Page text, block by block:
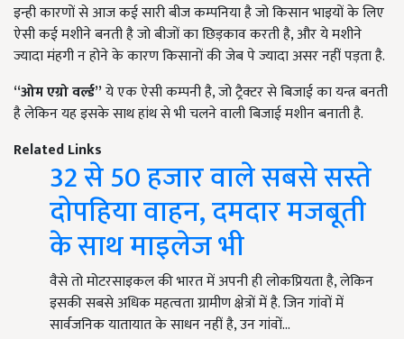
इन्ही कारणों से आज कई सारी बीज कम्पनिया है जो किसान भाइयों के लिए
ऐसी कई मशीने बनती है जो बीजों का छिड़काव करती है, और ये मशीने
ज्यादा मंहगी न होने के कारण किसानों की जेब पे ज्यादा असर नहीं पड़ता है.
“ओम एग्रो वर्ल्ड”ये एक ऐसी कम्पनी है, जो ट्रैक्टर से बिजाई का यन्त्र बनती
है लेकिन यह इसके साथ हांथ से भी चलने वाली बिजाई मशीन बनाती है.
Related Links
32 से 50 हजार वाले सबसे सस्ते
दोपहिया वाहन, दमदार मजबूती
के साथ माइलेज भी
वैसे तो मोटरसाइकल की भारत में अपनी ही लोकप्रियता है, लेकिन
इसकी सबसे अधिक महत्वता ग्रामीण क्षेत्रों में है. जिन गांवों में
सार्वजनिक यातायात के साधन नहीं है, उन गांवों…